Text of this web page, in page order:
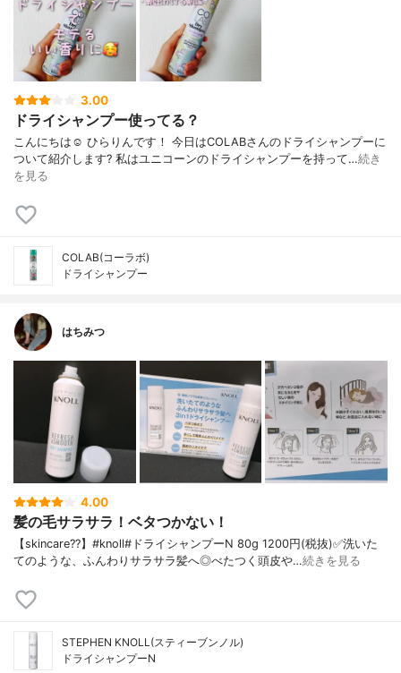
3.00
ドライシャンプー使ってる？
こんにちは☺️ ひらりんです！ 今日はCOLABさんのドライシャンプーに
ついて紹介します? 私はユニコーンのドライシャンプーを持って…続き
を見る
COLAB(コーラボ)
ドライシャンプー
はちみつ
4.00
髪の毛サラサラ！ベタつかない！
【skincare??】 #knoll #ドライシャンプーN 80g 1200円(税抜) ✅洗いた
てのような、ふんわりサラサラ髪へ ◎べたつく頭皮や…続きを見る
STEPHEN KNOLL(スティーブンノル)
ドライシャンプーN